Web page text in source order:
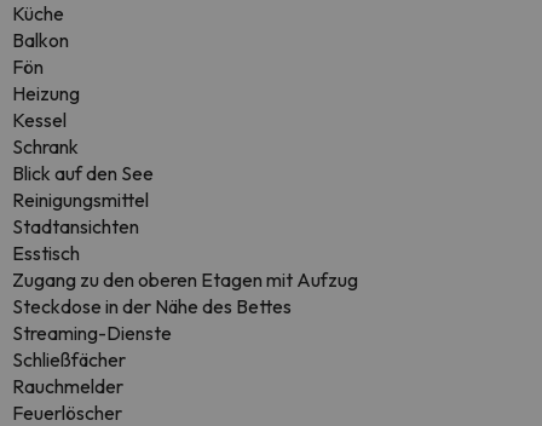
Küche
Balkon
Fön
Heizung
Kessel
Schrank
Blick auf den See
Reinigungsmittel
Stadtansichten
Esstisch
Zugang zu den oberen Etagen mit Aufzug
Steckdose in der Nähe des Bettes
Streaming-Dienste
Schließfächer
Rauchmelder
Feuerlöscher